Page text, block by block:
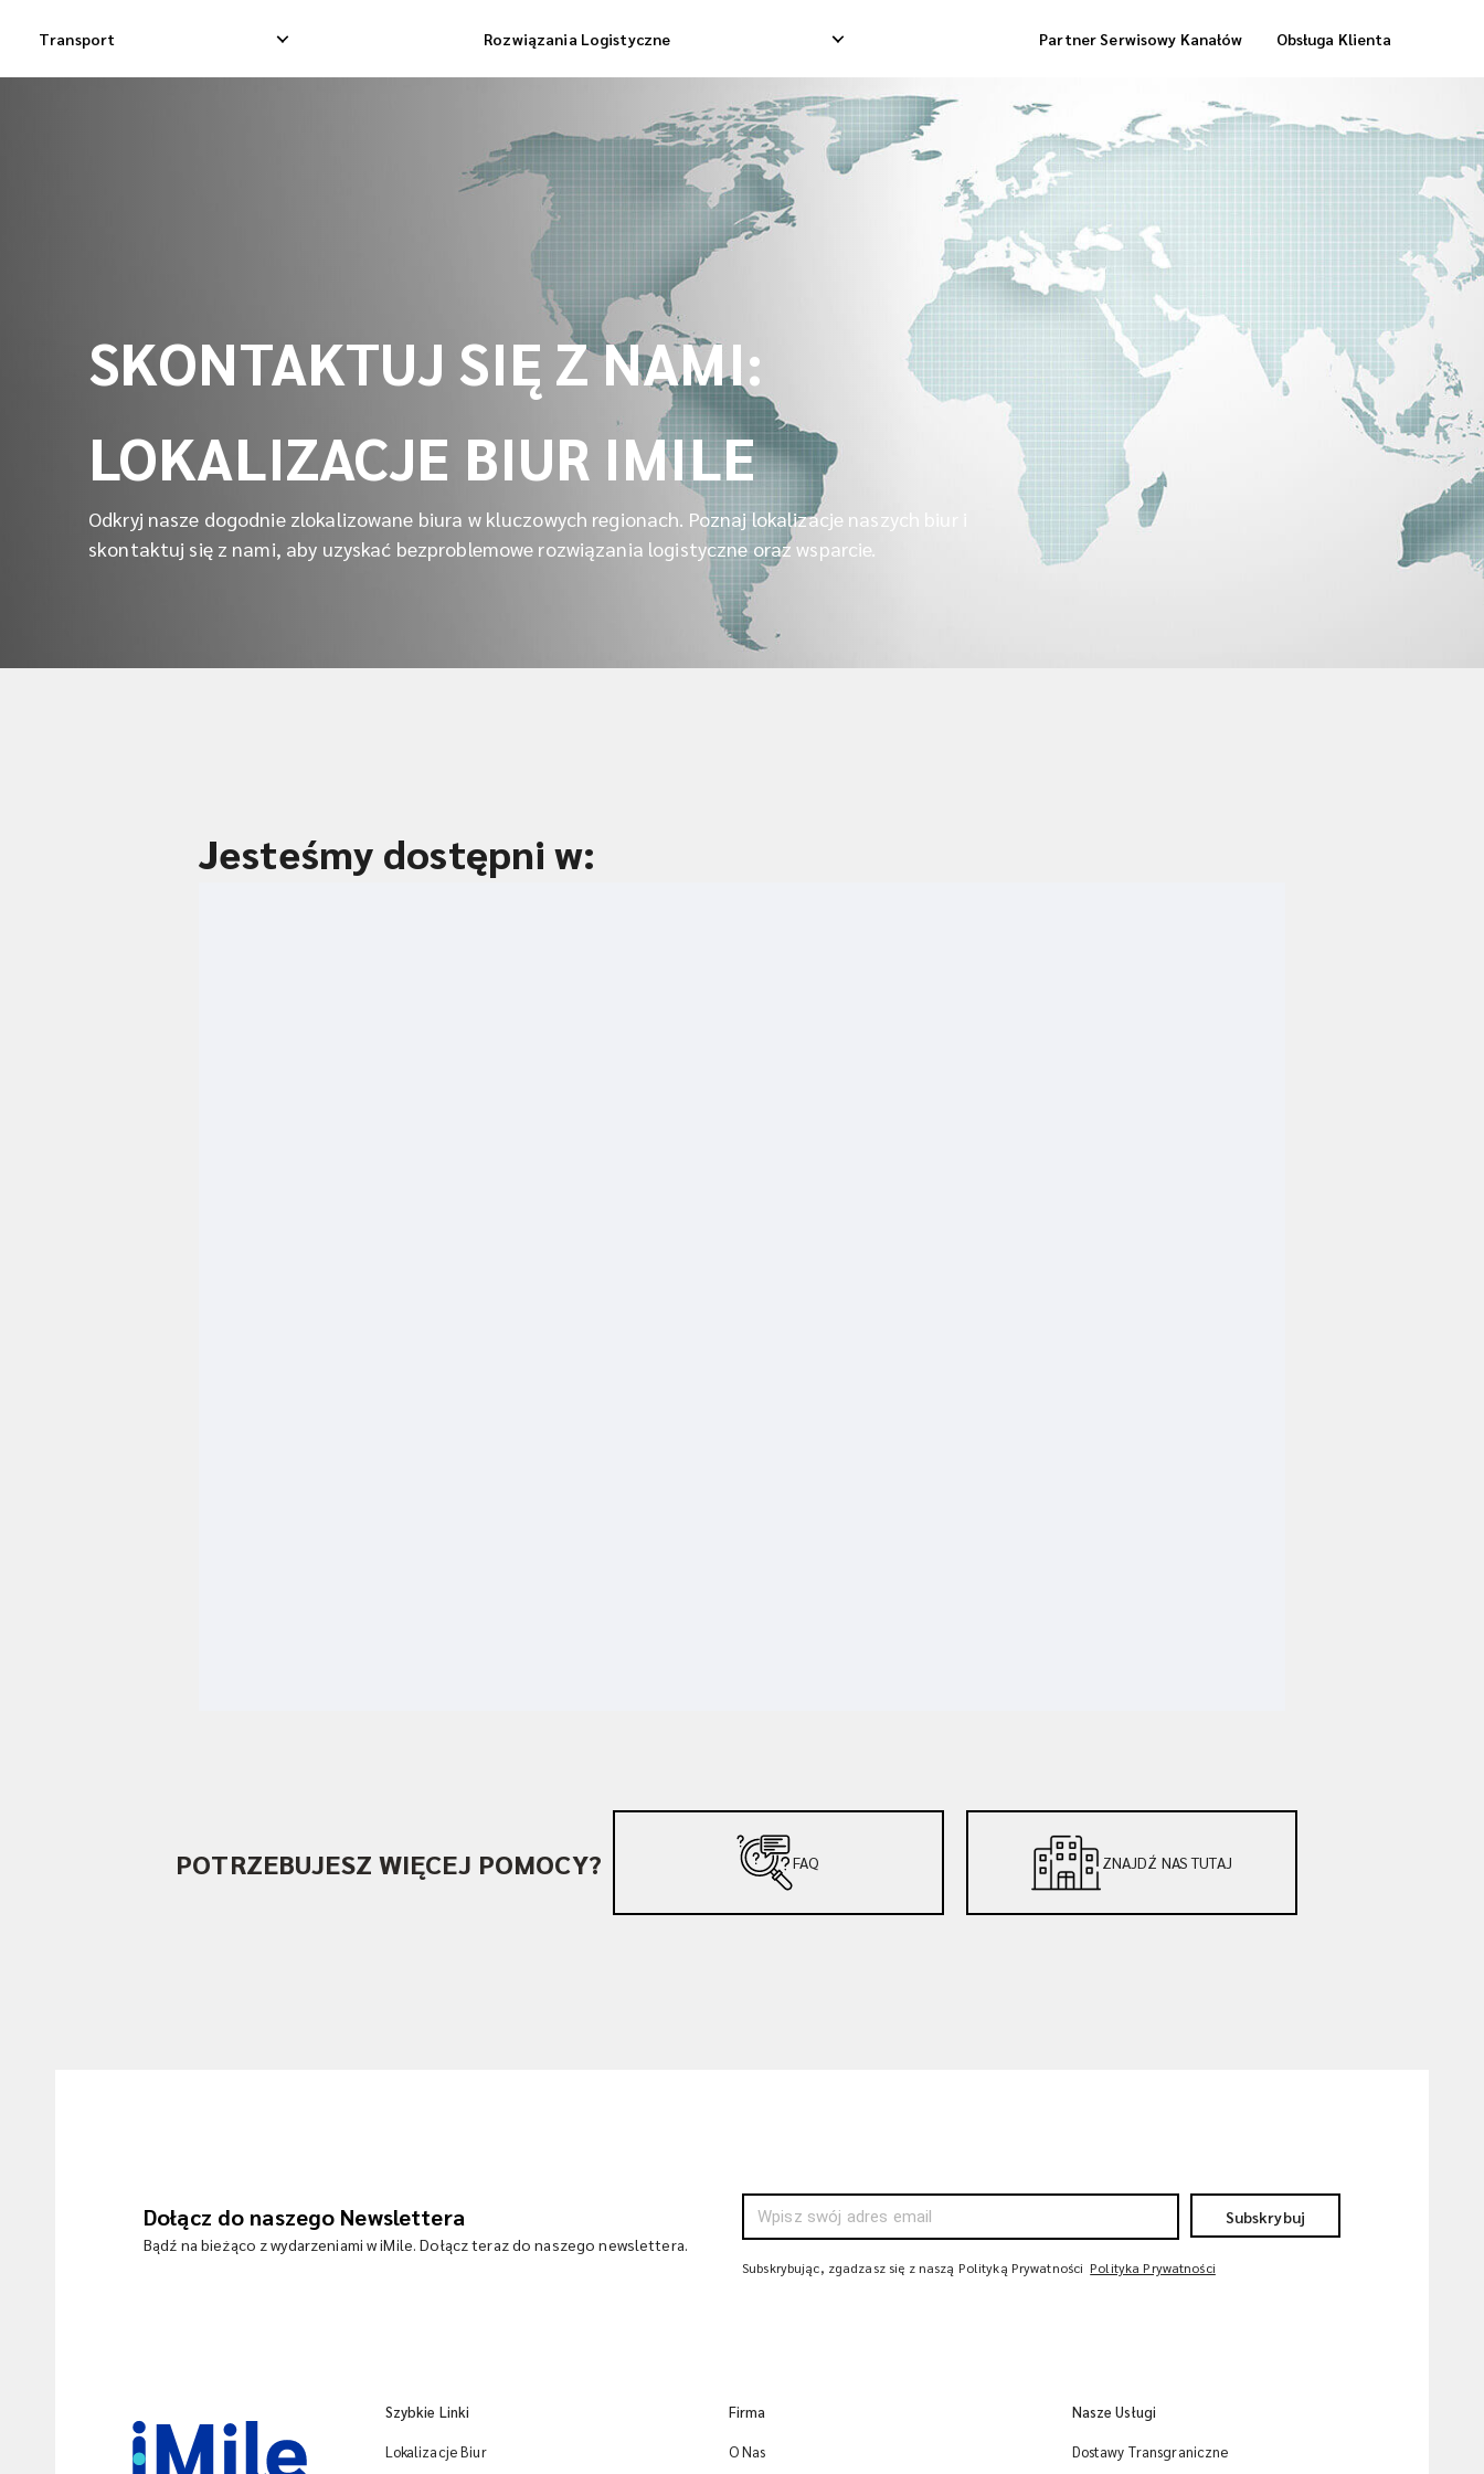
Transport Rozwiązania Logistyczne
Międzynarodowa Dostawa Dropshippingowa
Międzynarodowa Dostawa Towarowa
Międzynarodowa Konsolidacja Wysyłek
Odbiór Zwrotny
Zarządzanie Zwrotami
Usługi Magazynowe
Dostawa Zrealizowanych Zamówień
Dostawa „Cool Box”
Partner Serwisowy Kanałów Obsługa Klienta
SKONTAKTUJ SIĘ Z NAMI:
LOKALIZACJE BIUR IMILE
Odkryj nasze dogodnie zlokalizowane biura w kluczowych regionach. Poznaj lokalizacje naszych biur i
skontaktuj się z nami, aby uzyskać bezproblemowe rozwiązania logistyczne oraz wsparcie.
Jesteśmy dostępni w:
POTRZEBUJESZ WIĘCEJ POMOCY? FAQ ZNAJDŹ NAS TUTAJ
Dołącz do naszego Newslettera
Bądź na bieżąco z wydarzeniami w iMile. Dołącz teraz do naszego newslettera.
Subskrybuj
Subskrybując, zgadzasz się z naszą Polityką Prywatności Polityka Prywatności
Szybkie Linki
Lokalizacje Biur
Firma
O Nas
Nasze Usługi
Dostawy Transgraniczne